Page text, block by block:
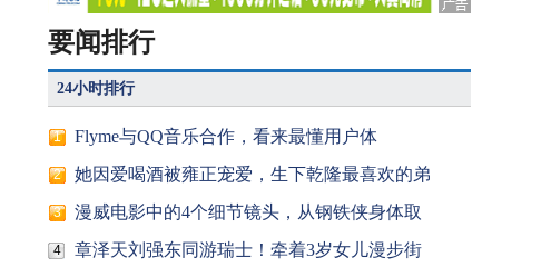
要闻排行
24小时排行
1 Flyme与QQ音乐合作，看来最懂用户体
2 她因爱喝酒被雍正宠爱，生下乾隆最喜欢的弟
3 漫威电影中的4个细节镜头，从钢铁侠身体取
4 章泽天刘强东同游瑞士！牵着3岁女儿漫步街